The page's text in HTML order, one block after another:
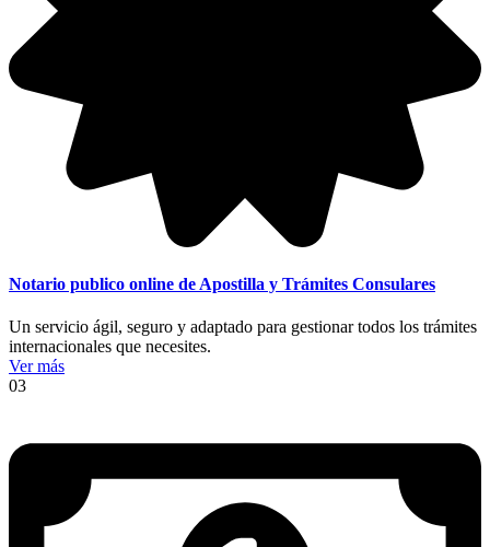
Notario publico online de Apostilla y Trámites Consulares
Un servicio ágil, seguro y adaptado para gestionar todos los trámites
internacionales que necesites.
Ver más
03